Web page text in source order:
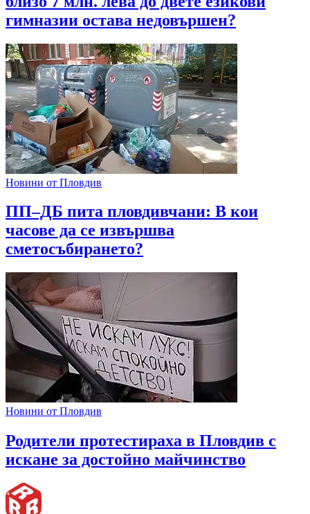
гимназии остава недовършен?
Новини от Пловдив
ПП–ДБ пита пловдивчани: В кои
часове да се извършва
сметосъбирането?
Новини от Пловдив
Родители протестираха в Пловдив с
искане за достойно майчинство